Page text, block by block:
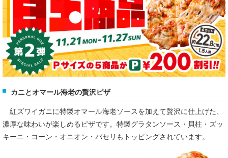
カニとオマール海老の贅沢ピザ
紅ズワイガニに特製オマール海老ソースを加えて贅沢に仕上げた、
濃厚な味わいが楽しめるピザです。特製グラタンソース・貝柱・ズッ
キーニ・コーン・オニオン・パセリもトッピングされています。